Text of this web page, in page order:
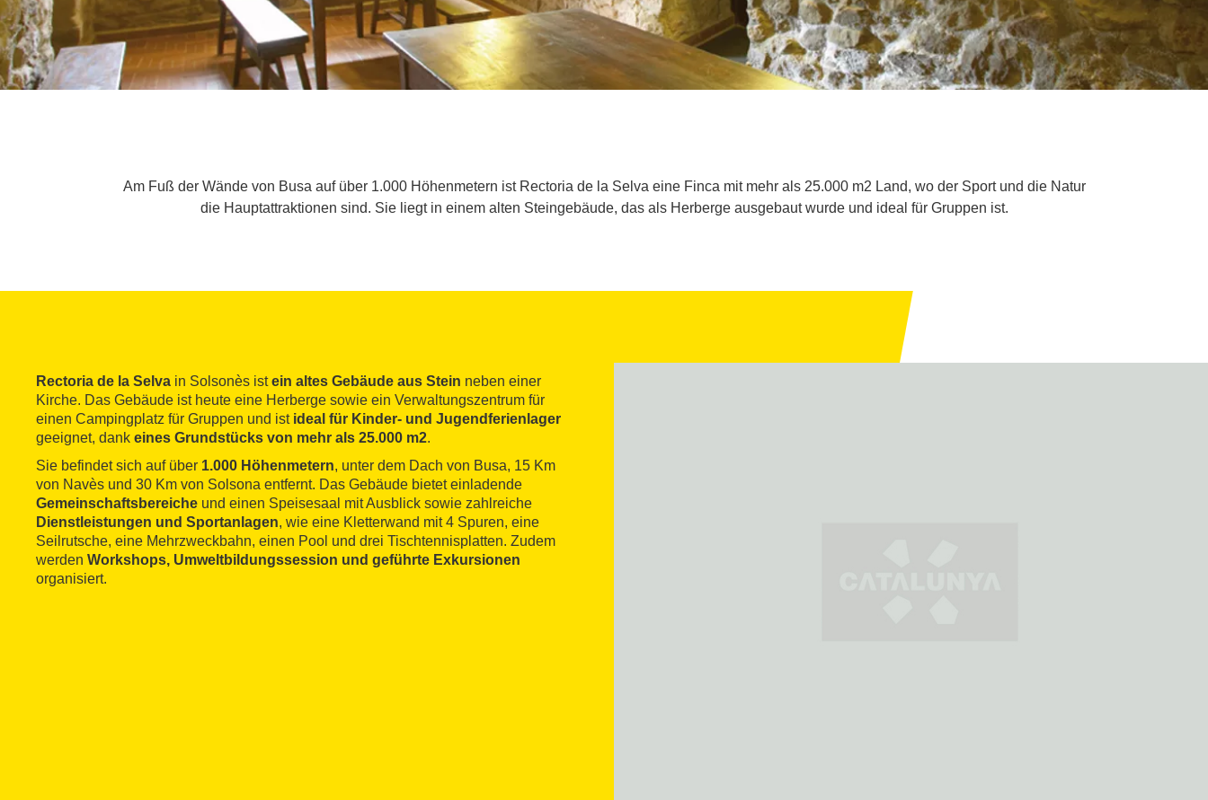
Am Fuß der Wände von Busa auf über 1.000 Höhenmetern ist Rectoria de la Selva eine Finca mit mehr als 25.000 m2 Land, wo der Sport und die Natur
die Hauptattraktionen sind. Sie liegt in einem alten Steingebäude, das als Herberge ausgebaut wurde und ideal für Gruppen ist.
Rectoria de la Selva in Solsonès istein altes Gebäude aus Stein neben einer
Kirche. Das Gebäude ist heute eine Herberge sowie ein Verwaltungszentrum für
einen Campingplatz für Gruppen und ist ideal für Kinder- und Jugendferienlager
geeignet, dank eines Grundstücks von mehr als 25.000 m2.
Sie befindet sich auf über 1.000 Höhenmetern, unter dem Dach von Busa, 15 Km
von Navès und 30 Km von Solsona entfernt. Das Gebäude bietet einladende
Gemeinschaftsbereiche und einen Speisesaal mit Ausblick sowie zahlreiche
Dienstleistungen und Sportanlagen, wie eine Kletterwand mit 4 Spuren, eine
Seilrutsche, eine Mehrzweckbahn, einen Pool und drei Tischtennisplatten. Zudem
werden Workshops, Umweltbildungssession und geführte Exkursionen
organisiert.